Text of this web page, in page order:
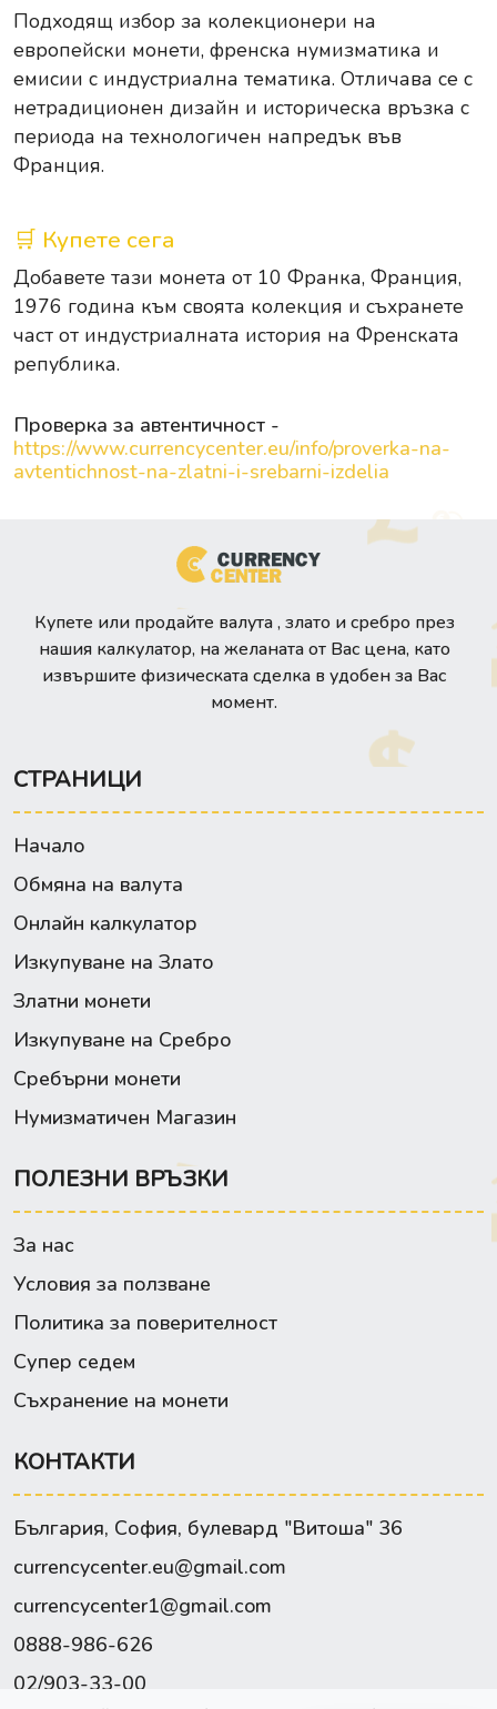
Подходящ избор за колекционери на
европейски монети, френска нумизматика и
емисии с индустриална тематика. Отличава се с
нетрадиционен дизайн и историческа връзка с
периода на технологичен напредък във
Франция.
🛒 Купете сега
Добавете тази монета от 10 Франка, Франция,
1976 година към своята колекция и съхранете
част от индустриалната история на Френската
република.
Проверка за автентичност -
https://www.currencycenter.eu/info/proverka-na-
avtentichnost-na-zlatni-i-srebarni-izdelia
Купете или продайте валута , злато и сребро през
нашия калкулатор, на желаната от Вас цена, като
извършите физическата сделка в удобен за Вас
момент.
СТРАНИЦИ
Начало
Обмяна на валута
Онлайн калкулатор
Изкупуване на Злато
Златни монети
Изкупуване на Сребро
Сребърни монети
Нумизматичен Магазин
ПОЛЕЗНИ ВРЪЗКИ
За нас
Условия за ползване
Политика за поверителност
Супер седем
Съхранение на монети
КОНТАКТИ
България, София, булевард "Витоша" 36
currencycenter.eu@gmail.com
currencycenter1@gmail.com
0888-986-626
02/903-33-00